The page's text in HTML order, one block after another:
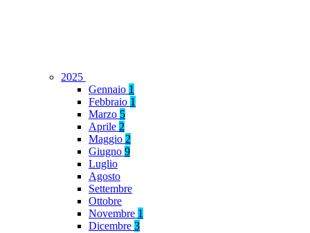
2025
Gennaio 1
Febbraio 1
Marzo 5
Aprile 2
Maggio 2
Giugno 9
Luglio
Agosto
Settembre
Ottobre
Novembre 1
Dicembre 3